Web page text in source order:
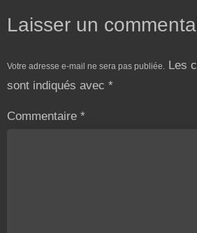
Laisser un
Votre adresse e-mail ne sera pas publiée. Les
sont indiqués avec *
Commentaire *